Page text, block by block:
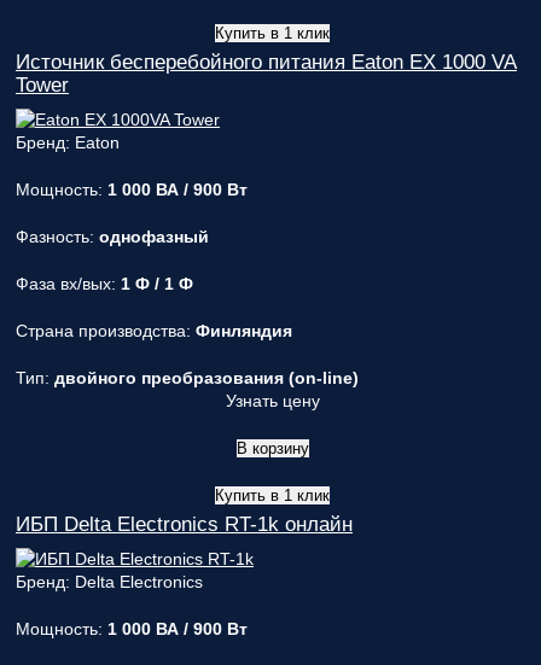
Купить в 1 клик
Источник бесперебойного питания Eaton EX 1000 VA
Tower
Бренд: Eaton
Мощность: 1 000 ВА / 900 Вт
Фазность: однофазный
Фаза вх/вых: 1 Ф / 1 Ф
Страна производства: Финляндия
Тип: двойного преобразования (on-line)
Узнать цену
В корзину
Купить в 1 клик
ИБП Delta Electronics RT-1k онлайн
Бренд: Delta Electronics
Мощность: 1 000 ВА / 900 Вт